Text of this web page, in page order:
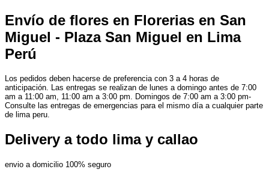
Envío de flores en Florerias en San
Miguel - Plaza San Miguel en Lima
Perú
Los pedidos deben hacerse de preferencia con 3 a 4 horas de
anticipación. Las entregas se realizan de lunes a domingo antes de 7:00
am a 11:00 am, 11:00 am a 3:00 pm. Domingos de 7:00 am a 3:00 pm-
Consulte las entregas de emergencias para el mismo día a cualquier parte
de lima peru.
Delivery a todo lima y callao
envio a domicilio 100% seguro